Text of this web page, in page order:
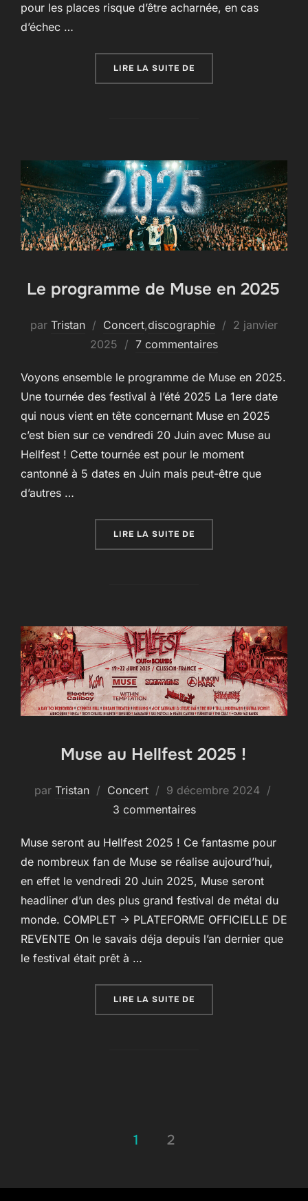
pour les places risque d’être acharnée, en cas
d’échec …
LIRE LA SUITE DE
Le programme de Muse en 2025
par Tristan Concert,discographie
Publié
2 janvier
2025
7 commentaires
Voyons ensemble le programme de Muse en 2025.
Une tournée des festival à l’été 2025 La 1ere date
qui nous vient en tête concernant Muse en 2025
c’est bien sur ce vendredi 20 Juin avec Muse au
Hellfest ! Cette tournée est pour le moment
cantonné à 5 dates en Juin mais peut-être que
d’autres …
LIRE LA SUITE DE
Muse au Hellfest 2025 !
par Tristan Concert
Publié
le
9 décembre 2024
3 commentaires
Muse seront au Hellfest 2025 ! Ce fantasme pour
de nombreux fan de Muse se réalise aujourd’hui,
en effet le vendredi 20 Juin 2025, Muse seront
headliner d’un des plus grand festival de métal du
monde. COMPLET -> PLATEFORME OFFICIELLE DE
REVENTE On le savais déja depuis l’an dernier que
le festival était prêt à …
LIRE LA SUITE DE
1 2